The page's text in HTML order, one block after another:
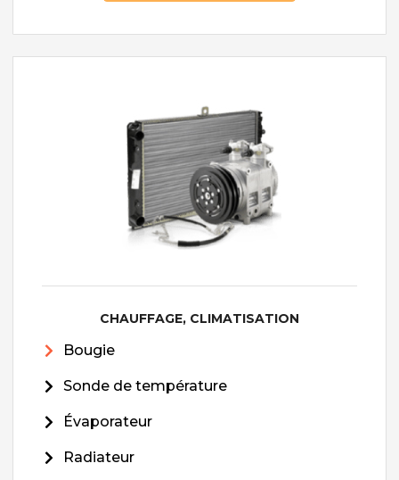
CHAUFFAGE, CLIMATISATION
Bougie
Sonde de température
Évaporateur
Radiateur